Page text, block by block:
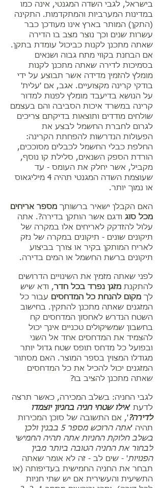
בישראל, לגבי השדה המגנטי, אינה כמו
במדינות המערביות והמתקדמות. התקינה
(התקן) המותר בארץ אינו מעודכן כבר
עשרות שנים וכך נוצר מצב בו הדירה
שאתה מתכנן לקנות כביכול עומדת בתקן.
אם הבחנת בקווי מתח גבוה ושנאים
בסמיכות לדירה שאתה מתכנן לקנות
מומלץ להזמין מדידה אשר תבוצע על ידי
בודקי קרינה מקצועיים. אגב, אם 'עלית'
על הנושא בדיעבד מומלץ לפנות למדור
קרינה במשרד איכות הסביבה והם בעצמם
שולחים מודדים ותוצאות בדיקתם צריכים
לגרום לחברת החשמל לבצע את
הפעולות הנדרשות להפחתת הקרינה:
החלפת כבלי החשמל לכבלים מסוככים,
הורדת הספק השנאים, סלילת קו נוסף,
מקביל, אשר יחלק את העומס - עד
שעוצמת השדה המגנטי תהיה 4 מיליגאוס
או נמוך יותר.
האם הקבלן ישאיר ברשותך מספר אריחים
מכל סוג ודגם אשר הותקן בדירה?. אתה
עלול להזדקק לאריחים אלו במקרה של
תיקונים שונים - תיקונים במקרה של נזק
לאריח המותקן בקיר או צורך בביצוע
תיקונים ברשת החשמל או המים בדירה.
לפני שאתה מזמין את השינויים הדרושים
להתקנת מזגן נפרד בכל חדר, ודא שיש
לך מקום להנחת כל המדחסים עבור כל
המזגנים שאתה מתכנן להתקין. בחישוב
השטח הנדרש לאחסון המדחסים קח
בחשבון שמשיקולים טכניים אינך יכול
להצמיד את המדחסים אחד אל השני
ובפועל כל מדחס תופס שטח גדול יותר
מגודלו המצוין בספר המוצר. האם מסתור
המזגנים יכול להכיל את כל המדחסים
שאתה מתכנן להציב בו?
לגבי החניה: בשלב המכירה, כאשר תרצה
לדעת 'אילו שטחי חניה בחניון יוצמדו
לדירה?', אם התשובה של סוכן המכירות
תהיה '
אתה הרוכש מספר 5 בבנין ולכן
בשלב חלוקת החניות אתה תהיה החמישי
לבחור את החניה הטובה ביותר מבין
הפנויות' - שים לב - זה לא אומר שאתה
תבחר את החניה החמישית בעדיפותה (או
התשיעית והעשירית אם יש שתי חניות